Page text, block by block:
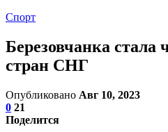
Спорт
Березовчанка
стран СНГ
Опубликовано Авг 10, 2023
0 21
Поделится